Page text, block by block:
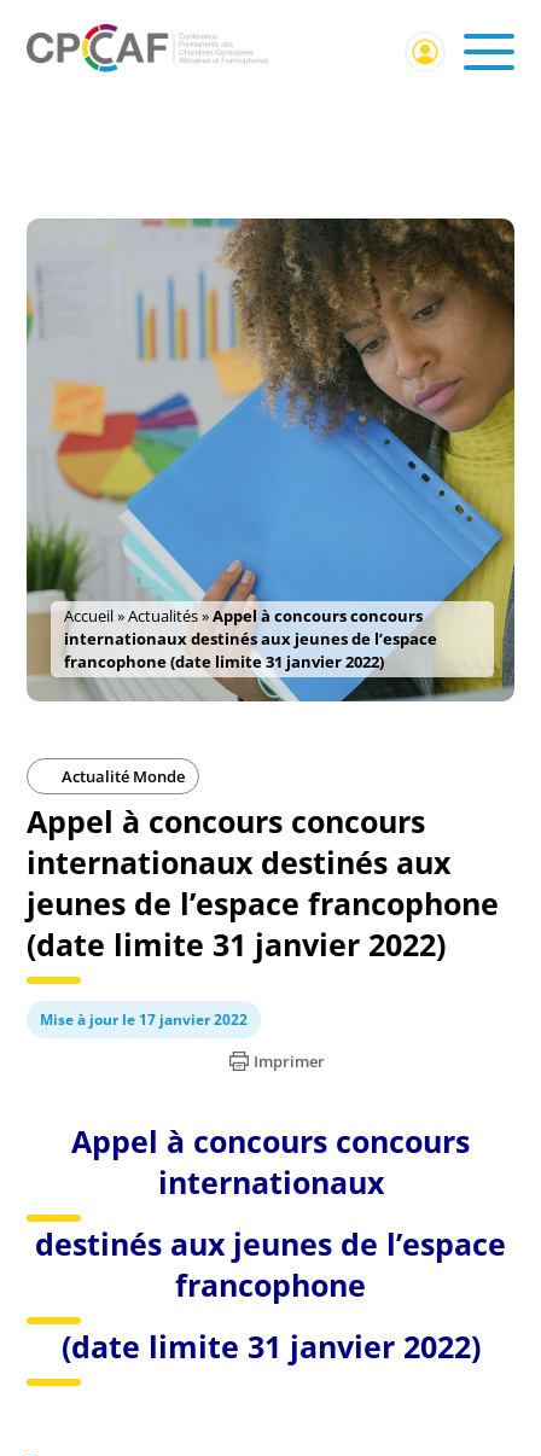
Accueil»Actualités»Appel à concours concours
internationaux destinés aux jeunes de l’espace
francophone (date limite 31 janvier 2022)
Actualité Monde
Appel à concours concours
internationaux destinés aux
jeunes de l’espace francophone
(date limite 31 janvier 2022)
Mise à jour le 17 janvier 2022
Imprimer
Appel à concours concours
internationaux
destinés aux jeunes de l’espace
francophone
(date limite 31 janvier 2022)